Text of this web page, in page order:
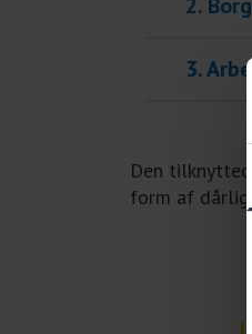
3.
Den
form af